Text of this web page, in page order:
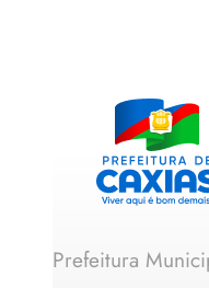
Prefeitura